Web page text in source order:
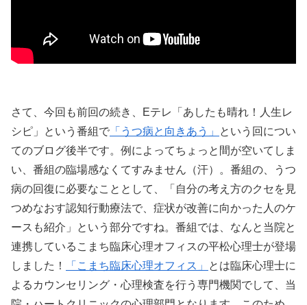
さて、今回も前回の続き、Eテレ「あしたも晴れ！人生レ
シピ」という番組で 「うつ病と向きあう」
という回につい
てのブログ後半です。例によってちょっと間が空いてしま
い、番組の臨場感なくてすみません（汗）。番組の、うつ
病の回復に必要なこととして、「自分の考え方のクセを見
つめなおす認知行動療法で、症状が改善に向かった人のケ
ースも紹介」という部分ですね。番組では、なんと当院と
連携しているこまち臨床心理オフィスの平松心理士が登場
しました！
「こまち臨床心理オフィス」
とは臨床心理士に
よるカウンセリング・心理検査を行う専門機関でして、当